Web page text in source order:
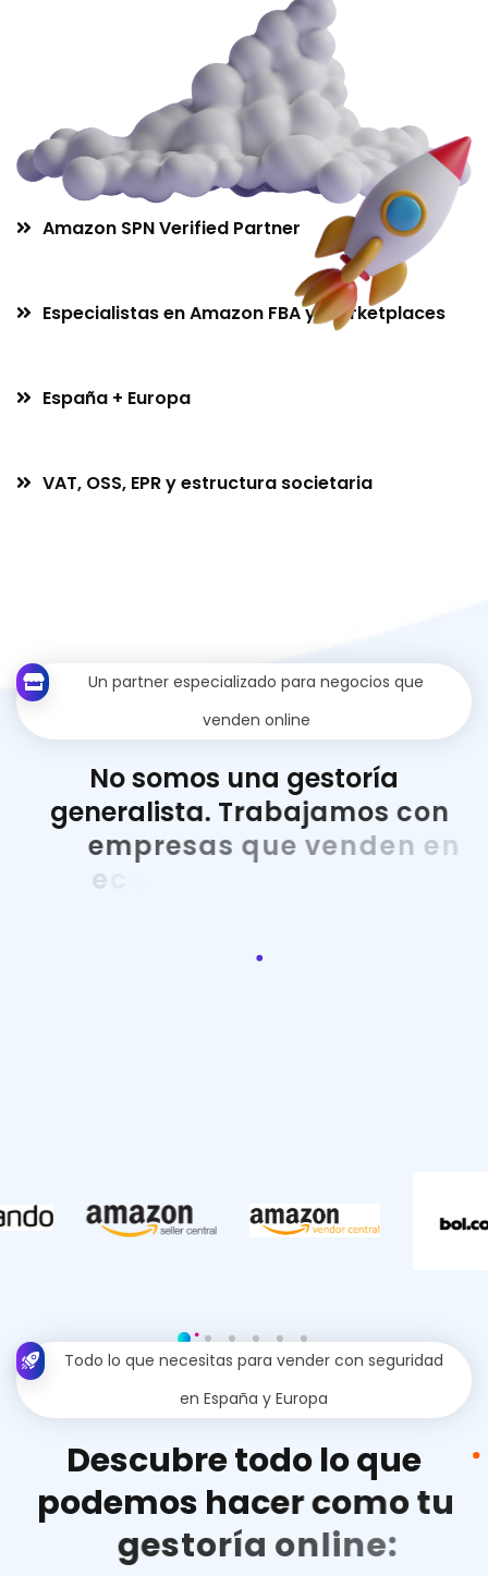
Amazon SPN Verified Partner
Especialistas en Amazon FBA y marketplaces
España + Europa
VAT, OSS, EPR y estructura societaria
Un partner especializado para negocios que
venden online
Nosomos una gestoría
generalista. Trabajamos con
empresas q ueve ndenen
m
Todo lo que necesitas para vender con seguridad
en España y Europa
Descubretodoloque
podemos hacercomo tu
gestoríaonline: